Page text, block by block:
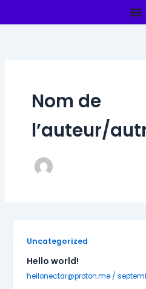
au
Nom de
l’auteur/
Uncategorized
Hello world!
hellonectar@proton.me /